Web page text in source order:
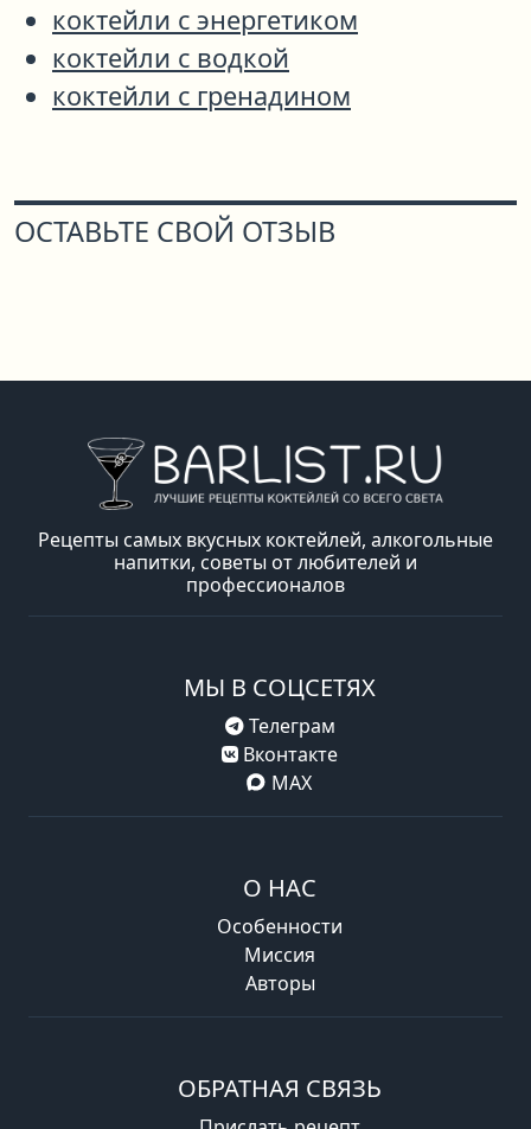
коктейли с энергетиком
коктейли с водкой
коктейли с гренадином
ОСТАВЬТЕ СВОЙ ОТЗЫВ
Рецепты самых вкусных коктейлей, алкогольные
напитки, советы от любителей и
профессионалов
МЫ В СОЦСЕТЯХ
Телеграм
Вконтакте
MAX
О НАС
Особенности
Миссия
Авторы
ОБРАТНАЯ СВЯЗЬ